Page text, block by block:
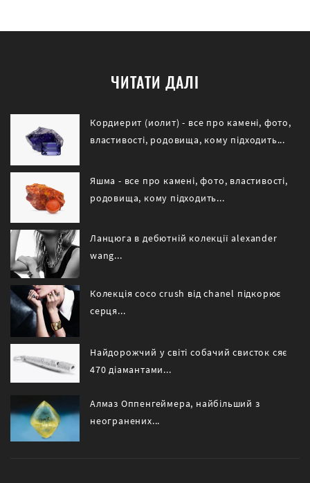
ЧИТАТИ ДАЛІ
Кордиерит (иолит) - все про камені, фото,
властивості, родовища, кому підходить...
Яшма - все про камені, фото, властивості,
родовища, кому підходить...
Ланцюга в дебютній колекції alexander
wang...
Колекція coco crush від chanel підкорює
серця...
Найдорожчий у світі собачий свисток сяє
470 діамантами...
Алмаз Оппенгеймера, найбільший з
неогранених...